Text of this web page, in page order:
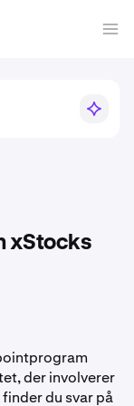
xStocks
der involverer
du svar på